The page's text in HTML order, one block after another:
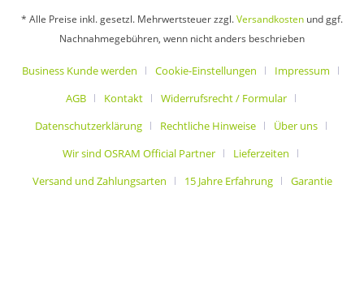
* Alle Preise inkl. gesetzl. Mehrwertsteuer zzgl.Versandkosten und ggf.
Nachnahmegebühren, wenn nicht anders beschrieben
Business Kunde werden Cookie-Einstellungen
Impressum
AGB
Kontakt
Widerrufsrecht / Formular
Datenschutzerklärung
Rechtliche Hinweise
Über uns
Wir sind OSRAM Official Partner
Lieferzeiten
Versand und Zahlungsarten
15 Jahre Erfahrung Garantie